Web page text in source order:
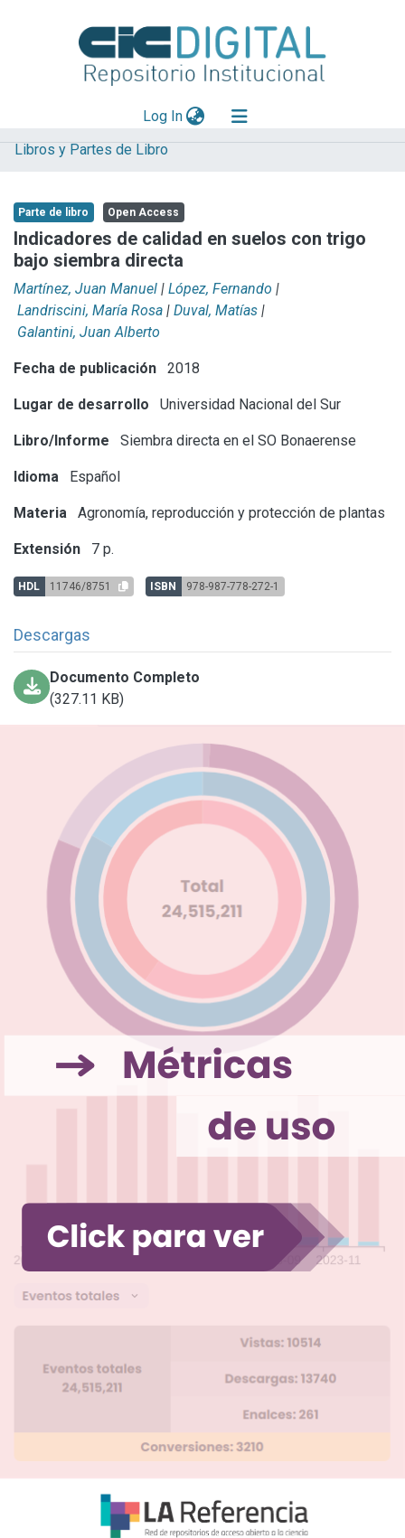
Log In(current)
Explorar
Aportar material
Statistics
Libros y Partes de Libro
Parte de libro Open Access
Indicadores de calidad en suelos con trigo
bajo siembra directa
Martínez, Juan Manuel | López, Fernando |
Landriscini, María Rosa | Duval, Matías |
Galantini, Juan Alberto
Fecha de publicación 2018
Lugar de desarrollo Universidad Nacional del Sur
Libro/Informe Siembra directa en el SO Bonaerense
Idioma Español
Materia Agronomía, reproducción y protección de plantas
Extensión 7 p.
HDL 11746/8751 ISBN 978-987-778-272-1
Descargas
Documento Completo
(327.11 KB)